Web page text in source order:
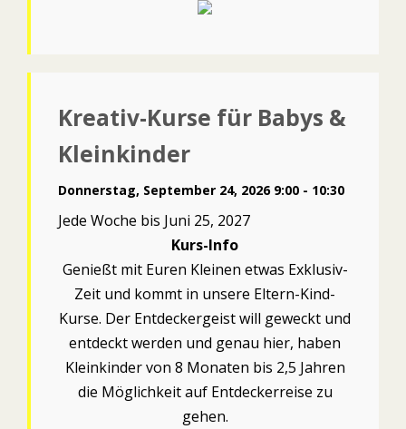
Kreativ-Kurse für Babys &
Kleinkinder
Donnerstag, September 24, 2026 9:00 - 10:30
Jede Woche bis Juni 25, 2027
Kurs-Info
Genießt mit Euren Kleinen etwas Exklusiv-
Zeit und kommt in unsere Eltern-Kind-
Kurse. Der Entdeckergeist will geweckt und
entdeckt werden und genau hier, haben
Kleinkinder von 8 Monaten bis 2,5 Jahren
die Möglichkeit auf Entdeckerreise zu
gehen.